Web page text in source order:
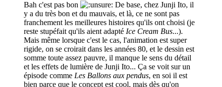
Bah c'est pas bon
De base, chez Junji Ito, il
y a du très bon et du mauvais, et là, ce ne sont pas
franchement les meilleures histoires qu'ils ont choisi (je
reste stupéfait qu'ils aient adapté Ice Cream Bus...).
Mais même lorsque c'est le cas, l'animation est super
rigide, on se croirait dans les années 80, et le dessin est
somme toute assez pauvre, il manque le sens du détail
et les effets de lumière de Junji Ito... Ça se voit sur un
épisode comme Les Ballons aux pendus, en soi il est
bien parce que le concept est cool, mais dès qu'on